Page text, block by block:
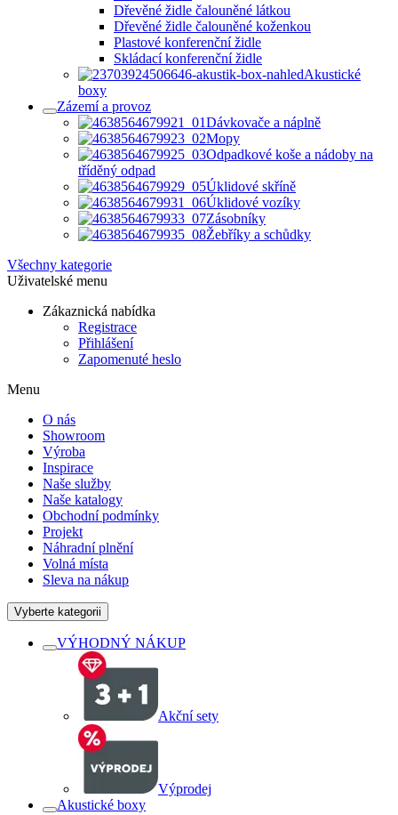
Dřevěné židle čalouněné látkou
Dřevěné židle čalouněné koženkou
Plastové konferenční židle
Skládací konferenční židle
Akustické
boxy
Zázemí a provoz
Dávkovače a náplně
Mopy
Odpadkové koše a nádoby na
tříděný odpad
Úklidové skříně
Úklidové vozíky
Zásobníky
Žebříky a schůdky
Všechny kategorie
Uživatelské menu
Zákaznická nabídka
Registrace
Přihlášení
Zapomenuté heslo
Menu
O nás
Showroom
Výroba
Inspirace
Naše služby
Naše katalogy
Obchodní podmínky
Projekt
Náhradní plnění
Volná místa
Sleva na nákup
Vyberte kategorii
VÝHODNÝ NÁKUP
Akční sety
Výprodej
Akustické boxy